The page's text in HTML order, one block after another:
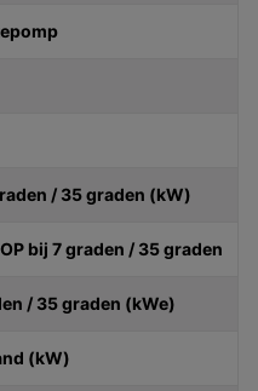
/ 35 graden (kW)
bij 7 graden / 35 graden
/ 35 graden (kWe)
(kW)